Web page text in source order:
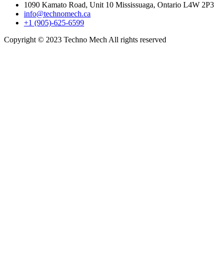
1090 Kamato Road, Unit 10 Mississuaga, Ontario L4W 2P3
info@technomech.ca
+1 (905)-625-6599
Copyright © 2023 Techno Mech All rights reserved